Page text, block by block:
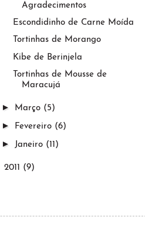
Agradecimentos
Escondidinho de Carne Moída
Tortinhas de Morango
Kibe de Berinjela
Tortinhas de Mousse de
Maracujá
► Março (5)
► Fevereiro (6)
► Janeiro (11)
2011 (9)